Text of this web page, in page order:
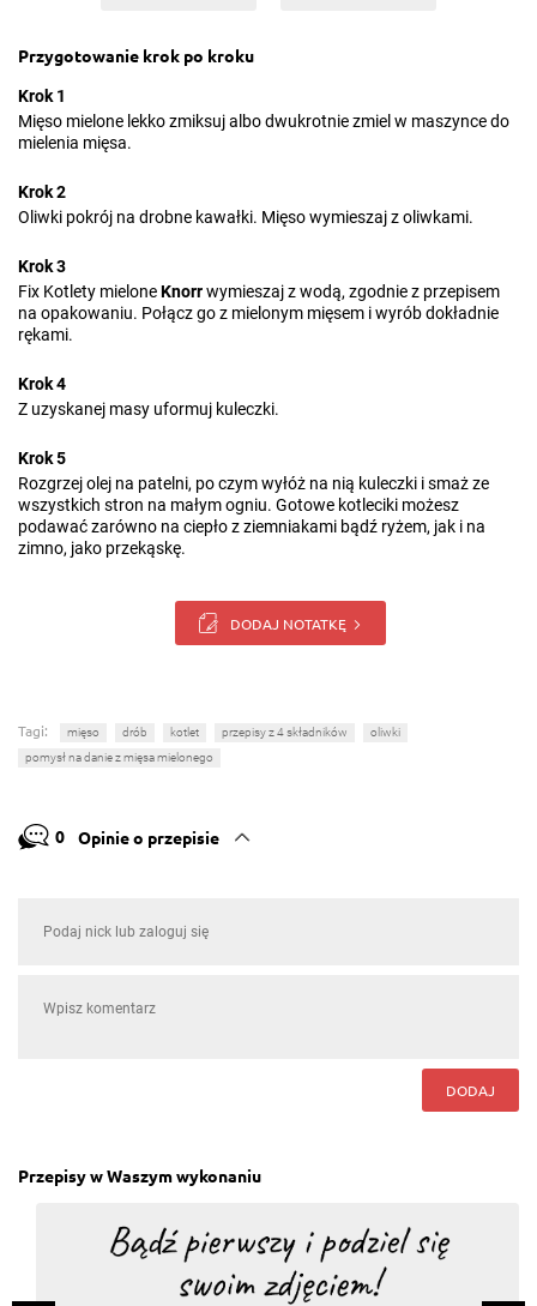
Przygotowanie krok po kroku
Krok 1
Mięso mielone lekko zmiksuj albo dwukrotnie zmiel w maszynce do
mielenia mięsa.
Krok 2
Oliwki pokrój na drobne kawałki. Mięso wymieszaj z oliwkami.
Krok 3
Fix Kotlety mieloneKnorrwymieszaj z wodą, zgodnie z przepisem
na opakowaniu. Połącz go z mielonym mięsem i wyrób dokładnie
rękami.
Krok 4
Z uzyskanej masy uformuj kuleczki.
Krok 5
Rozgrzej olej na patelni, po czym wyłóż na nią kuleczki i smaż ze
wszystkich stron na małym ogniu. Gotowe kotleciki możesz
podawać zarówno na ciepło z ziemniakami bądź ryżem, jak i na
zimno, jako przekąskę.
DODAJ NOTATKĘ
Tagi: mięso drób kotlet przepisy z 4 składników
oliwki
pomysł na danie z mięsa mielonego
0 Opinie o przepisie
DODAJ
Przepisy w Waszym wykonaniu